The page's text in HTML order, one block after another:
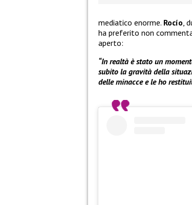
mediatico enorme. Rocío,
ha preferito non
aperto:
“In realtà è stato un
subito la gravità della
delle minacce e le ho